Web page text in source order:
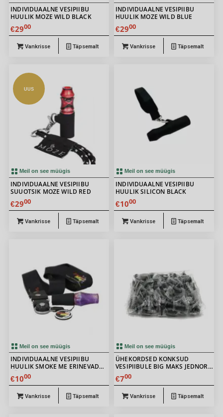
INDIVIDUAALNE VESIPIIBU
HUULIK MOZE WILD BLACK
€2900
Vankrisse Täpsemalt
INDIVIDUAALNE VESIPIIBU
HUULIK MOZE WILD BLUE
€2900
Vankrisse Täpsemalt
Meil on see müügis
UUS
INDIVIDUAALNE VESIPIIBU
SUUOTSIK MOZE WILD RED
€2900
Vankrisse Täpsemalt
Meil on see müügis
INDIVIDUAALNE VESIPIIBU
HUULIK SILICON BLACK
€1000
Vankrisse Täpsemalt
Meil on see müügis
INDIVIDUAALNE VESIPIIBU
HUULIK SMOKE ME ERINEVAD
VÄRVID
€1000
Vankrisse Täpsemalt
Meil on see müügis
ÜHEKORDSED KONKSUD
VESIPIIBULE BIG MAKS JEDNOR
BLACK 100TK
€700
Vankrisse Täpsemalt